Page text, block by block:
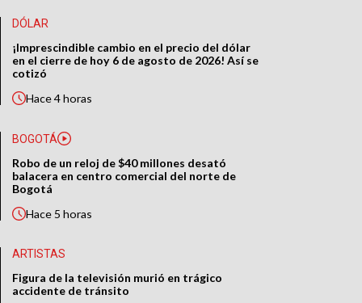
DÓLAR
¡Imprescindible cambio en el precio del dólar
en el cierre de hoy 6 de agosto de 2026! Así se
cotizó
Hace4 horas
BOGOTÁ
Robo de un reloj de $40 millones desató
balacera en centro comercial del norte de
Bogotá
Hace 5 horas
ARTISTAS
Figura de la televisión murió en trágico
accidente de tránsito